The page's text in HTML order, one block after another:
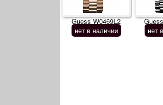
Guess W0469L2
нет в наличии
нет